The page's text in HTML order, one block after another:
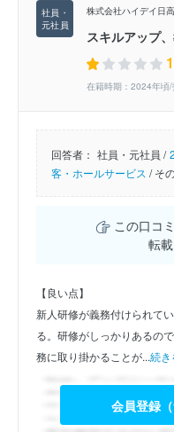
株式会社ハイデイ日
スキルアップ
在籍時期：2024年頃
回答者： 社員・元社員 /
客・ホールサービス /そ
この口コ
転
【良い点】
新人研修が義務付けられて
る。研修がしっかりあるの
務に取り掛かることが...続き
会員登録